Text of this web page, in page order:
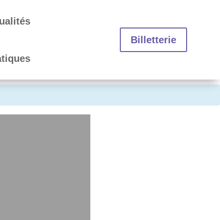
Billetterie